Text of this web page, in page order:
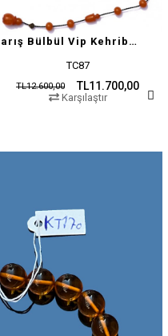
Barış Bülbül Vip Kehribar Tesbih
TC87
TL11.700,00
TL12.600,00
Karşılaştır